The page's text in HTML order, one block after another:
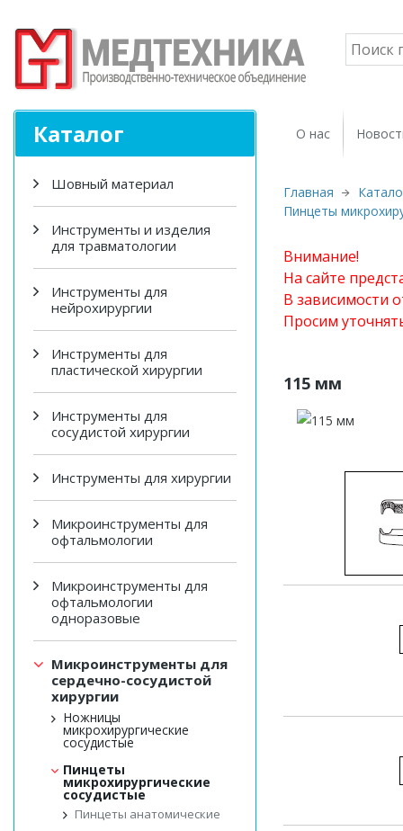
Каталог
Шовный материал
Инструменты и изделия
для травматологии
Инструменты для
нейрохирургии
Инструменты для
пластической хирургии
Инструменты для
сосудистой хирургии
Инструменты для хирургии
Микроинструменты для
офтальмологии
Микроинструменты для
офтальмологии
одноразовые
Микроинструменты для
сердечно-сосудистой
хирургии
Ножницы
микрохирургические
сосудистые
Пинцеты
микрохирургические
сосудистые
Пинцеты анатомические
О нас
Главная
Пинцеты
Внимание!
На сайте
В зависимости
Просим
115 мм